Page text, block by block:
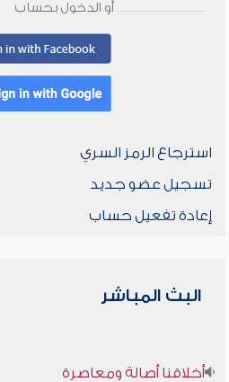
أو الدخول بحساب
استرجاع الرمز السري
تسجيل عضو جديد
إعادة تفعيل حساب
البث المباشر
أخلاقنا أصالة ومعاصرة